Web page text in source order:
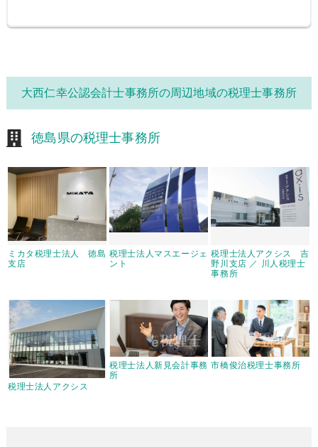
大西仁幸公認会計士事務所の周辺地域の税理士事務所
徳島県の税理士事務所
ミカタ税理士法人 徳島
支店
税理士法人マスエージェ
ント
税理士法人アクシス 吉
野川支店 ／ 川人税理士
事務所
税理士法人アクシス
税理士法人新見会計事務
所
市橋俊治税理士事務所